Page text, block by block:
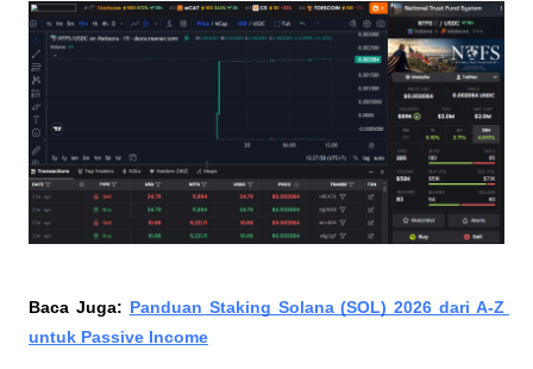
Baca Juga: Panduan Staking Solana (SOL) 2026 dari A-Z
untuk Passive Income